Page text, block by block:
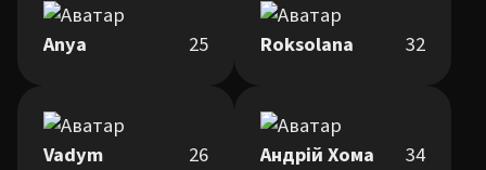
Anya 25 Roksolana 32
Vadym 26 Андрій Хома 34